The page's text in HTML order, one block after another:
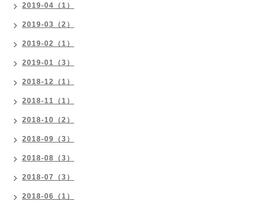
2019-04（1）
2019-03（2）
2019-02（1）
2019-01（3）
2018-12（1）
2018-11（1）
2018-10（2）
2018-09（3）
2018-08（3）
2018-07（3）
2018-06（1）